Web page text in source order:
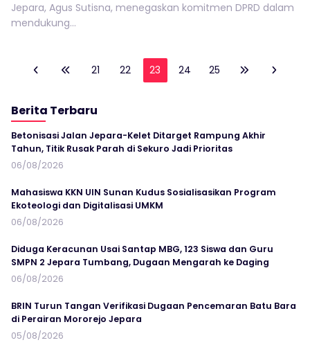
Jepara, Agus Sutisna, menegaskan komitmen DPRD dalam
mendukung...
21 22 23 24 25
Berita Terbaru
Betonisasi Jalan Jepara-Kelet Ditarget Rampung Akhir
Tahun, Titik Rusak Parah di Sekuro Jadi Prioritas
06/08/2026
Mahasiswa KKN UIN Sunan Kudus Sosialisasikan Program
Ekoteologi dan Digitalisasi UMKM
06/08/2026
Diduga Keracunan Usai Santap MBG, 123 Siswa dan Guru
SMPN 2 Jepara Tumbang, Dugaan Mengarah ke Daging
06/08/2026
BRIN Turun Tangan Verifikasi Dugaan Pencemaran Batu Bara
di Perairan Mororejo Jepara
05/08/2026